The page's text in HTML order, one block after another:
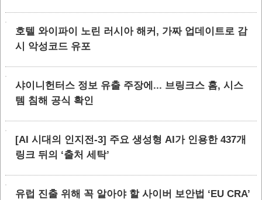
호텔 와이파이 노린 러시아 해커, 가짜 업데이트로 감
시 악성코드 유포
샤이니헌터스 정보 유출 주장에... 브링크스 홈, 시스
템 침해 공식 확인
[AI 시대의 인지전-3] 주요 생성형 AI가 인용한 437개
링크 뒤의 ‘출처 세탁’
유럽 진출 위해 꼭 알아야 할 사이버 보안법 ‘EU CRA’